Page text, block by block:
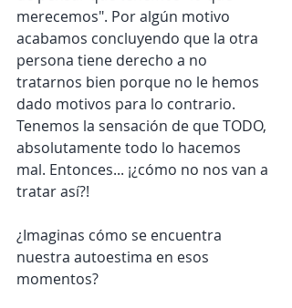
merecemos". Por algún motivo
acabamos concluyendo que la otra
persona tiene derecho a no
tratarnos bien porque no le hemos
dado motivos para lo contrario.
Tenemos la sensación de que TODO,
absolutamente todo lo hacemos
mal. Entonces... ¡¿cómo no nos van a
tratar así?!
¿Imaginas cómo se encuentra
nuestra autoestima en esos
momentos?